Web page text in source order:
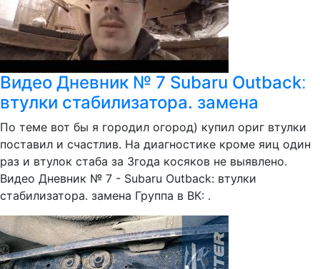
Видео Дневник № 7 Subaru Outback׃
втулки стабилизатора. замена
По теме вот бы я городил огород) купил ориг втулки
поставил и счастлив. На диагностике кроме яиц один
раз и втулок стаба за 3года косяков не выявлено.
Видео Дневник № 7 - Subaru Outback: втулки
стабилизатора. замена Группа в ВК: .